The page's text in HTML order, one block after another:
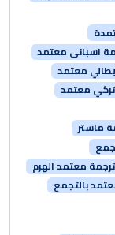
اسبانى معتمد
معتمد
معتمد
ماستر
معتمد الهرم
بالتجمع